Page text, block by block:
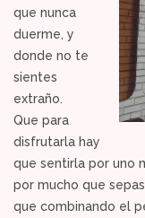
que nunca
duerme, y
donde no te
sientes
extraño.
Que para
disfrutarla hay
que sentirla por uno
por mucho que
que combinando el